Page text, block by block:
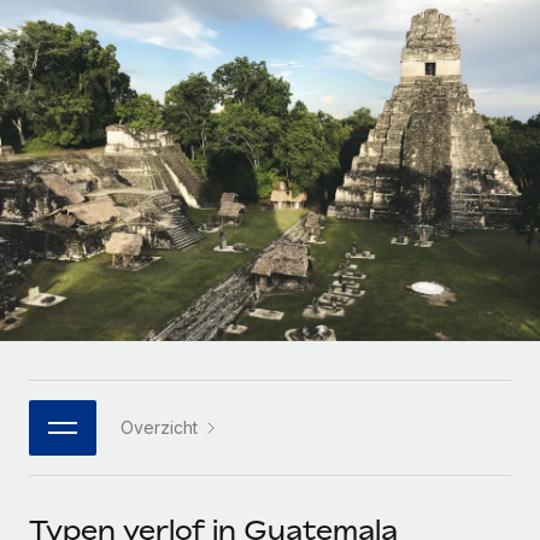
Zzp'ers internationaal onboarden en beheren
PEO
Ingewikkelde HR-taken eenvoudig uitbesteden
INFRASTRUCTUUR
Remote Embedded
HR naadloos in workflows integreren
Platform
Ingebouwde essentiële HR-functies voor je team
Integraties
GROEIFASE
Start-ups
Flexibele global HR en payroll solutions voor groeiende
bedrijven
Mid-market
Teams uitbreiden met HR solutions op maat
Enterprise
Global HR voor grote bedrijven
WERK MET ONS SAMEN
Strategische technologiepartners
Een partner worden
Betalingscalculator voor zzp'ers
Ontdek valuta-opties en betaalsnelheden voor
internationale zzp'ers
LEREN MET REMOTE
Onderzoek en gidsen
Casestudy's
HR-woordenlijst
Checklists en templates
Webinars
Nederlands
Français
Deutsch
Español
Italiano
Português (Portugal)
日本語
한국어
Overzicht
Typen verlof in Guatemala